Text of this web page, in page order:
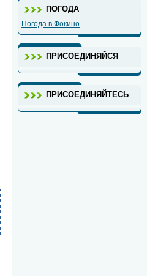
ПОГОДА
Погода в Фокино
ПРИСОЕДИНЯЙСЯ
ПРИСОЕДИНЯЙТЕСЬ